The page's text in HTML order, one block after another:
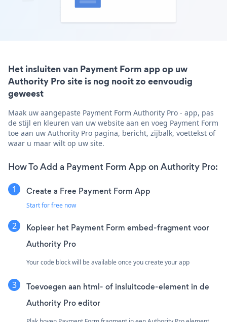
Het insluiten van Payment Form app op uw
Authority Pro site is nog nooit zo eenvoudig
geweest
Maak uw aangepaste Payment Form Authority Pro - app, pas
de stijl en kleuren van uw website aan en voeg Payment Form
toe aan uw Authority Pro pagina, bericht, zijbalk, voettekst of
waar u maar wilt op uw site.
How To Add a Payment Form App on Authority Pro:
Create a Free Payment Form App
Start for free now
Kopieer het Payment Form embed-fragment voor
Authority Pro
Your code block will be available once you create your app
Toevoegen aan html- of insluitcode-element in de
Authority Pro editor